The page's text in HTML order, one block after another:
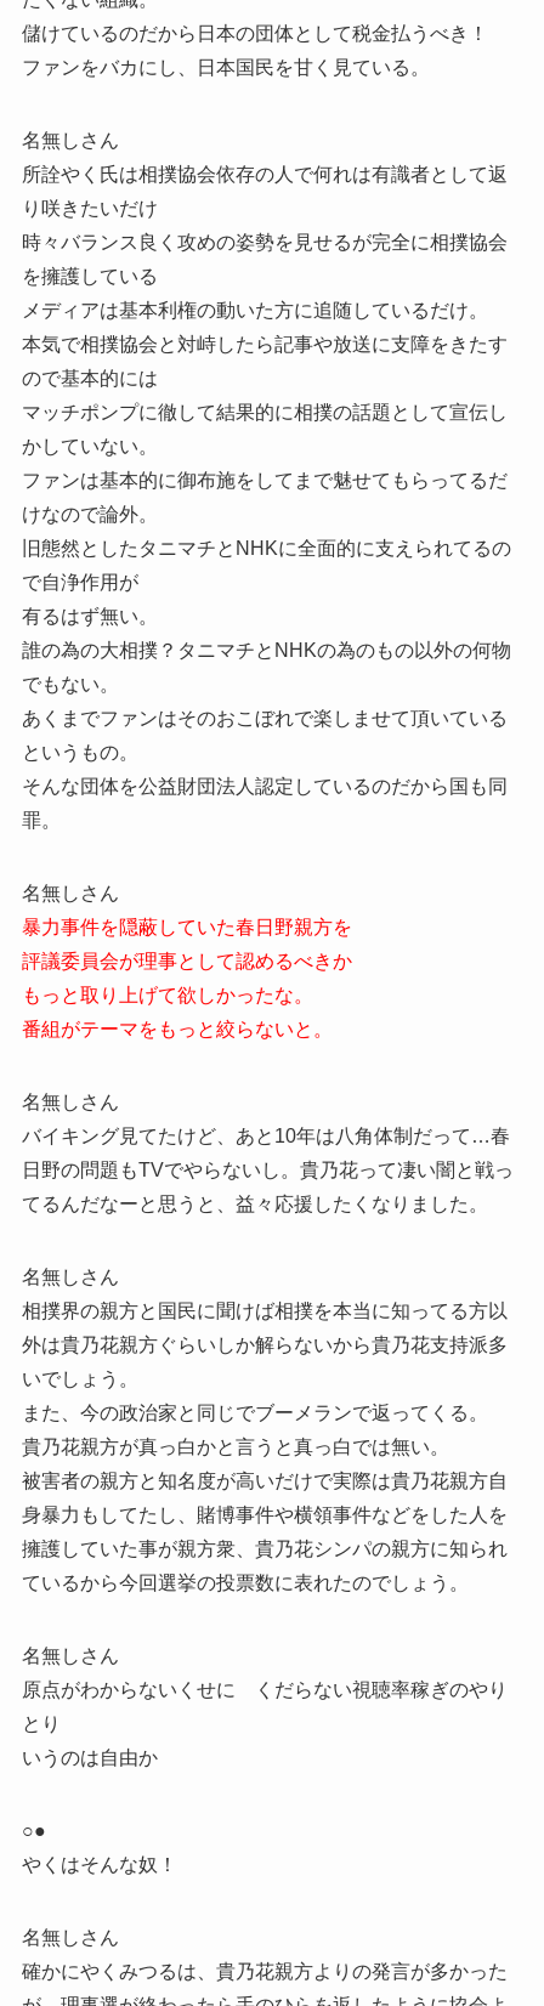
儲けているのだから日本の団体として税金払うべき！
ファンをバカにし、日本国民を甘く見ている。
名無しさん
所詮やく氏は相撲協会依存の人で何れは有識者として返
り咲きたいだけ
時々バランス良く攻めの姿勢を見せるが完全に相撲協会
を擁護している
メディアは基本利権の動いた方に追随しているだけ。
本気で相撲協会と対峙したら記事や放送に支障をきたす
ので基本的には
マッチポンプに徹して結果的に相撲の話題として宣伝し
かしていない。
ファンは基本的に御布施をしてまで魅せてもらってるだ
けなので論外。
旧態然としたタニマチとNHKに全面的に支えられてるの
で自浄作用が
有るはず無い。
誰の為の大相撲？タニマチとNHKの為のもの以外の何物
でもない。
あくまでファンはそのおこぼれで楽しませて頂いている
というもの。
そんな団体を公益財団法人認定しているのだから国も同
罪。
名無しさん
暴力事件を隠蔽していた春日野親方を
評議委員会が理事として認めるべきか
もっと取り上げて欲しかったな。
番組がテーマをもっと絞らないと。
名無しさん
バイキング見てたけど、あと10年は八角体制だって…春
日野の問題もTVでやらないし。貴乃花って凄い闇と戦っ
てるんだなーと思うと、益々応援したくなりました。
名無しさん
相撲界の親方と国民に聞けば相撲を本当に知ってる方以
外は貴乃花親方ぐらいしか解らないから貴乃花支持派多
いでしょう。
また、今の政治家と同じでブーメランで返ってくる。
貴乃花親方が真っ白かと言うと真っ白では無い。
被害者の親方と知名度が高いだけで実際は貴乃花親方自
身暴力もしてたし、賭博事件や横領事件などをした人を
擁護していた事が親方衆、貴乃花シンパの親方に知られ
ているから今回選挙の投票数に表れたのでしょう。
名無しさん
原点がわからないくせに くだらない視聴率稼ぎのやり
とり
いうのは自由か
○●
やくはそんな奴！
名無しさん
確かにやくみつるは、貴乃花親方よりの発言が多かった